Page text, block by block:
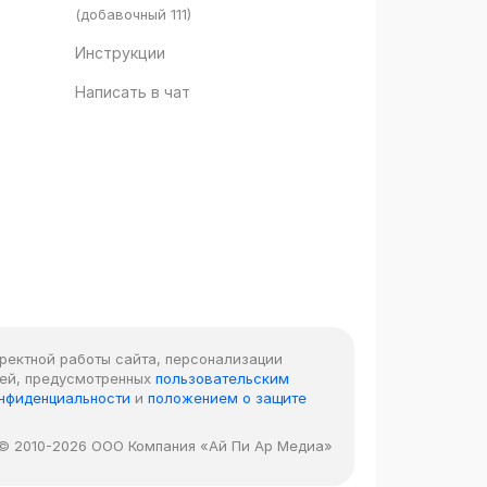
(добавочный 111)
Инструкции
Написать в чат
работы сайта, персонализации
предусмотренных пользовательским
и положением о защите
2010-2026 ООО Компания «Ай Пи Ар Медиа»